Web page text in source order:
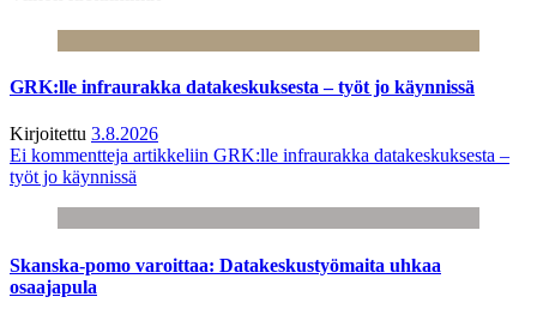
GRK:lle infraurakka datakeskuksesta – työt jo käynnissä
Kirjoitettu 3.8.2026
Ei kommentteja artikkeliin GRK:lle infraurakka datakeskuksesta –
työt jo käynnissä
Skanska-pomo varoittaa: Datakeskustyömaita uhkaa
osaajapula